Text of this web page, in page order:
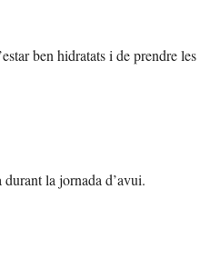
ben hidratats i de prendre les
la jornada d’avui.